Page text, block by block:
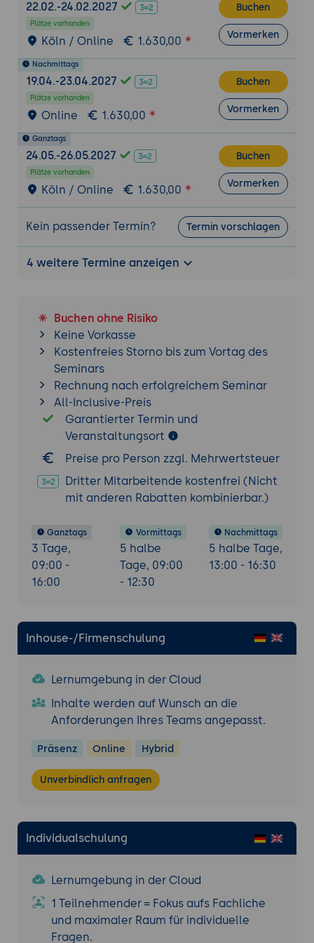
Internationalisierung und Lokalisierung
Was ist Internationalisierung und
Lokalisierung?
Warum sind sie wichtig für moderne
Webanwendungen?
Technologien und Ansätze zur
Unterstützung von Internationalisierung
und Lokalisierung
Barrierefreiheit und Inklusion
Warum ist Barrierefreiheit und Inklusion
wichtig?
Überblick über Technologien und Ansätze
zur Unterstützung von Barrierefreiheit und
Inklusion in Webanwendungen
wichtig?
Tools und Technologien zur Überwachung
von Webanwendungen (z.B. New Relic,
Splunk)
Analyse von Log-Daten zur
Fehlerbehebung und Verbesserung von
Webanwendungen
Cloud Computing und Serverless-
Architekturen
Was ist Cloud Computing und Serverless-
Architektur?
Webanwendungen?
Überblick über Cloud-Plattformen und
Serverless-Frameworks (z.B. AWS Lambda,
Google Cloud Functions)
Was sind Microservices?
Microservices vs. monolithische
Architektur
Implementierung von Microservices mit
Hilfe von Containern
Event-Driven-Architektur
Was ist eine Event-Driven-Architektur?
Driven-Architektur
Anwendungsbeispiele
Was sind Micro Frontends?
Warum sind sie wichtig für moderne
Webanwendungen?
22.02.-24.02.2027
Plätze vorhanden
Köln / Online 1.630,00
Buchen
Vormerken
Nachmittags
19.04.-23.04.2027
Plätze vorhanden
Online 1.630,00
Buchen
Vormerken
Ganztags
24.05.-26.05.2027
Plätze vorhanden
Köln / Online 1.630,00
Buchen
Vormerken
Kein passender Termin? Termin vorschlagen
4 weitere Termine anzeigen
Buchen ohne Risiko
Keine Vorkasse
Kostenfreies Storno bis zum Vortag des
Seminars
Rechnung nach erfolgreichem Seminar
All-Inclusive-Preis
Garantierter Termin und
Veranstaltungsort
Preise pro Person zzgl. Mehrwertsteuer
Dritter Mitarbeitende kostenfrei (Nicht
mit anderen Rabatten kombinierbar.)
Ganztags
3 Tage,
09:00 -
16:00
Vormittags
5 halbe
Tage, 09:00
- 12:30
Nachmittags
5 halbe Tage,
13:00 - 16:30
Inhouse-/Firmenschulung
Lernumgebung in der Cloud
Inhalte werden auf Wunsch an die
Anforderungen Ihres Teams angepasst.
Präsenz Online Hybrid
Unverbindlich anfragen
Individualschulung
Lernumgebung in der Cloud
1 Teilnehmender = Fokus aufs Fachliche
und maximaler Raum für individuelle
Fragen.